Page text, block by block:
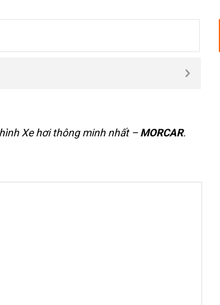
Xe hơi thông minh nhất– MORCAR.